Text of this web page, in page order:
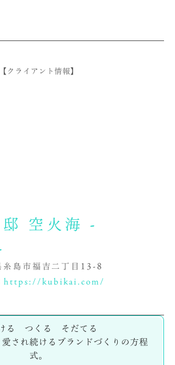
【クライアント情報】
空火海 -
島市福吉二丁目13-8
https://kubikai.com/
る つくる そだてる
され続けるブランドづくりの方程
式。